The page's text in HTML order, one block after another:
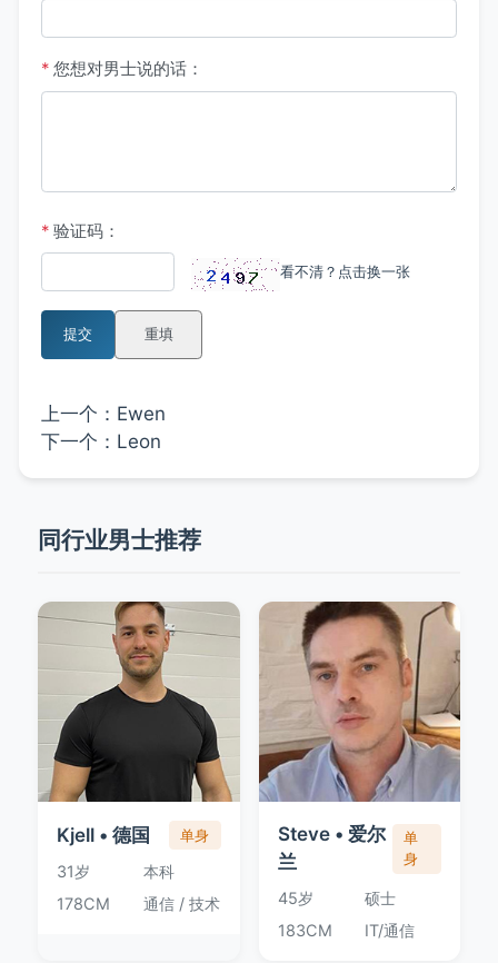
* 您想对男士说的话：
* 验证码：
看不清？点击换一张
提交 重填
上一个： Ewen
下一个： Leon
同行业男士推荐
Kjell • 德国 单身
31岁
本科
178CM
通信 / 技术
Steve • 爱尔
兰
单
身
45岁
硕士
183CM
IT/通信